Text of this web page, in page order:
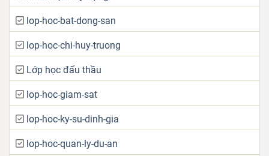
lop-hoc-bat-dong-san
lop-hoc-chi-huy-truong
Lớp học đấu thầu
lop-hoc-giam-sat
lop-hoc-ky-su-dinh-gia
lop-hoc-quan-ly-du-an